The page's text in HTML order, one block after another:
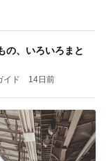
の、いろいろまと
イド 14日前